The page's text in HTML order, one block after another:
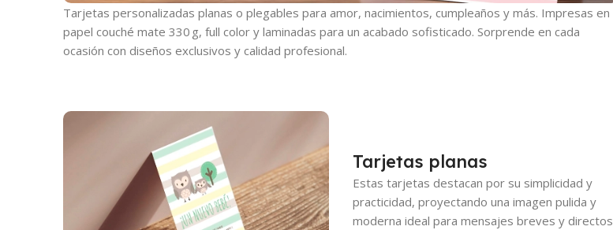
Tarjetas personalizadas planas o plegables para amor, nacimientos, cumpleaños y más. Impresas en
papel couché mate 330 g, full color y laminadas para un acabado sofisticado. Sorprende en cada
ocasión con diseños exclusivos y calidad profesional.
Tarjetas planas
Estas tarjetas destacan por su simplicidad y
practicidad, proyectando una imagen pulida y
moderna ideal para mensajes breves y directos